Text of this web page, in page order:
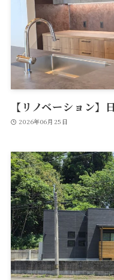
【リノベーション】
2026年06月25日